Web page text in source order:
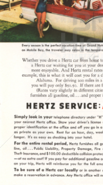
HERTZ
Hertz